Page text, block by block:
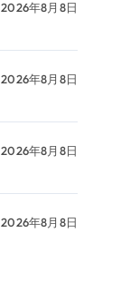
2026年8月8日
2026年8月8日
2026年8月8日
2026年8月8日